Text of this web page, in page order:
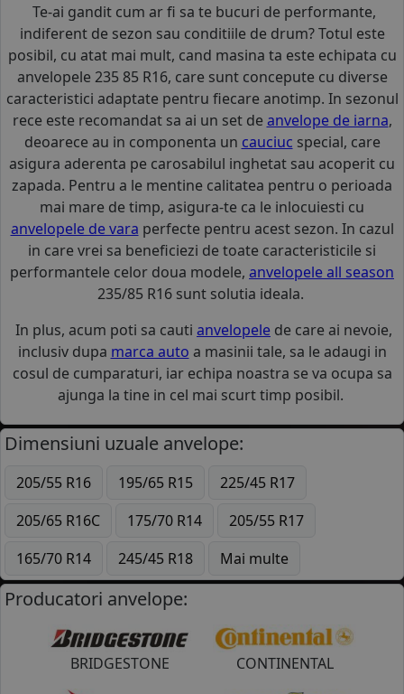
Te-ai gandit cum ar fi sa te bucuri de performante,
indiferent de sezon sau conditiile de drum? Totul este
posibil, cu atat mai mult, cand masina ta este echipata cu
anvelopele 235 85 R16, care sunt concepute cu diverse
caracteristici adaptate pentru fiecare anotimp. In sezonul
rece este recomandat sa ai un set de anvelope de iarna,
deoarece au in componenta un cauciuc special, care
asigura aderenta pe carosabilul inghetat sau acoperit cu
zapada. Pentru a le mentine calitatea pentru o perioada
mai mare de timp, asigura-te ca le inlocuiesti cu
anvelopele de vara perfecte pentru acest sezon. In cazul
in care vrei sa beneficiezi de toate caracteristicile si
performantele celor doua modele, anvelopele all season
235/85 R16 sunt solutia ideala.
In plus, acum poti sa cauti anvelopele de care ai nevoie,
inclusiv dupa marca auto a masinii tale, sa le adaugi in
cosul de cumparaturi, iar echipa noastra se va ocupa sa
ajunga la tine in cel mai scurt timp posibil.
Dimensiuni uzuale anvelope:
205/55 R16 195/65 R15
225/45 R17
205/65 R16C
175/70 R14
205/55 R17
165/70 R14
245/45 R18 Mai multe
Producatori anvelope:
BRIDGESTONE CONTINENTAL